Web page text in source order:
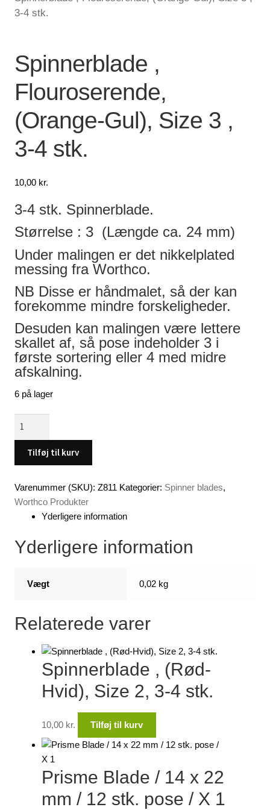
Min Konto
Glemt adgangskode
3-4 stk.
Spinnerblade ,
Flouroserende,
(Orange-Gul), Size 3 ,
3-4 stk.
10,00 kr.
3-4 stk. Spinnerblade.
Størrelse : 3 (Længde ca. 24 mm)
Under malingen er det nikkelplated
messing fra Worthco.
NB Disse er håndmalet, så der kan
forekomme mindre forskeligheder.
Desuden kan malingen være lettere
skallet af, så pose indeholder 3 i
første sortering eller 4 med midre
afskalning.
6 på lager
Flouroserende,
(Orange-
Size
3
4
antal
Tilføj til kurv
Varenummer (SKU):Z811 Kategorier: Spinner blades,
Worthco Produkter
Yderligere information
Yderligere information
Vægt 0,02 kg
Relaterede varer
Spinnerblade , (Rød-
Hvid), Size 2, 3-4 stk.
10,00 kr. Tilføj til kurv
Prisme Blade / 14 x 22
mm / 12 stk. pose / X 1